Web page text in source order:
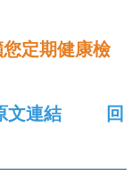
您定期健康檢
文連結
回